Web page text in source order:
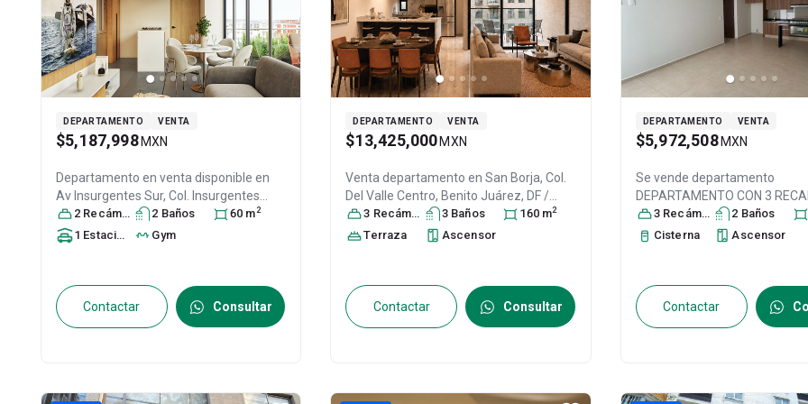
DEPARTAMENTO VENTA
$5,187,998 MXN
Departamento en venta disponible en
Av Insurgentes Sur, Col. Insurgentes
Mixcoac,Benito Juárez, DF / CDMX,
México, C.P. 03920, ID:
2 Recámara s 2 Baños 60 m2
1 Estacionamiento Gym
Contactar Consultar
DEPARTAMENTO VENTA
$13,425,000 MXN
Venta departamento enSan Borja, Col.
Del Valle Centro, Benito Juárez, DF /
CDMX, México, C.P. 03100 , ID:31624759
3 Recámara s 3 Baños 160 m2
Terraza Ascensor
Contactar Consultar
DEPARTAMENTO VENTA
$5,972,508 MXN
Se vende departamento
DEPARTAMENTO CON 3
EN NARVARTE PONIENTE, Col.
Poniente,Benito Juárez, DF /
3 Recámara s 2 Baños
Cisterna Ascensor
Contactar